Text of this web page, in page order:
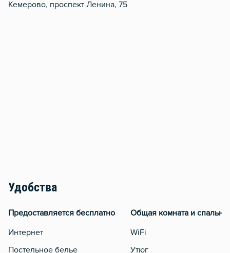
Кемерово, проспект Ленина, 75
Удобства
Предоставляется бесплатно
Интернет
Постельное белье
Общая комната и спальня
WiFi
Утюг